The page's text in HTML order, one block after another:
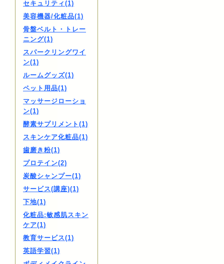
セキュリティ(1)
美容機器/化粧品(1)
骨盤ベルト・トレー
ニング(1)
スパークリングワイ
ン(1)
ルームグッズ(1)
ペット用品(1)
マッサージローショ
ン(1)
酵素サプリメント(1)
スキンケア化粧品(1)
歯磨き粉(1)
プロテイン(2)
炭酸シャンプー(1)
サービス(講座)(1)
下地(1)
化粧品:敏感肌スキン
ケア(1)
教育サービス(1)
英語学習(1)